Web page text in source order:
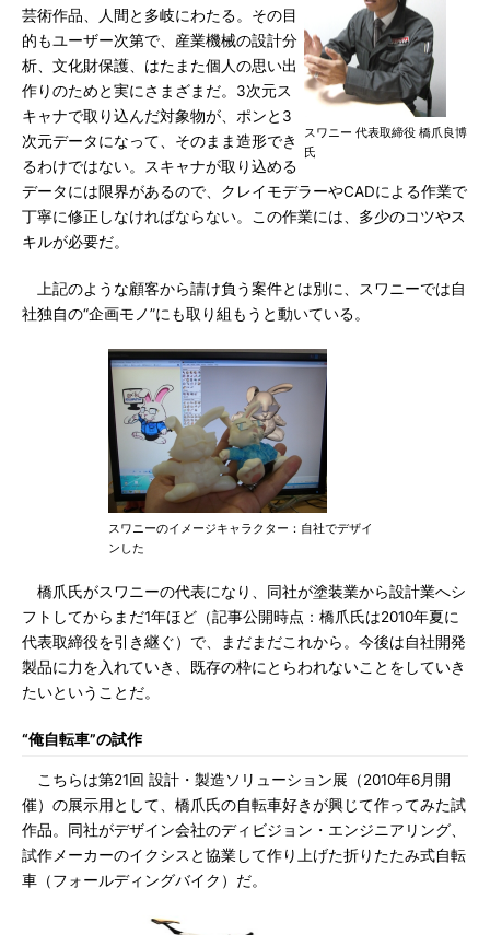
スワニー 代表取締役 橋爪良博
氏
芸術作品、人間と多岐にわたる。その目
的もユーザー次第で、産業機械の設計分
析、文化財保護、はたまた個人の思い出
作りのためと実にさまざまだ。3次元ス
キャナで取り込んだ対象物が、ポンと3
次元データになって、そのまま造形でき
るわけではない。スキャナが取り込める
データには限界があるので、クレイモデラーやCADによる作業で
丁寧に修正しなければならない。この作業には、多少のコツやス
キルが必要だ。
上記のような顧客から請け負う案件とは別に、スワニーでは自
社独自の“企画モノ”にも取り組もうと動いている。
スワニーのイメージキャラクター：自社でデザイ
ンした
橋爪氏がスワニーの代表になり、同社が塗装業から設計業へシ
フトしてからまだ1年ほど（記事公開時点：橋爪氏は2010年夏に
代表取締役を引き継ぐ）で、まだまだこれから。今後は自社開発
製品に力を入れていき、既存の枠にとらわれないことをしていき
たいということだ。
“俺自転車”の試作
こちらは第21回 設計・製造ソリューション展（2010年6月開
催）の展示用として、橋爪氏の自転車好きが興じて作ってみた試
作品。同社がデザイン会社のディビジョン・エンジニアリング、
試作メーカーのイクシスと協業して作り上げた折りたたみ式自転
車（フォールディングバイク）だ。